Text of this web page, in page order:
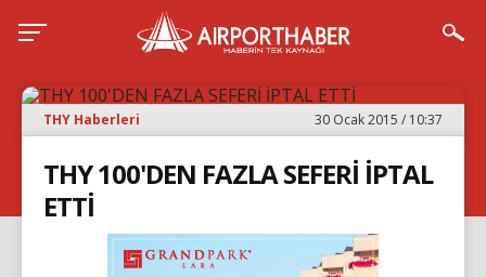
THY Haberleri 30 Ocak 2015 / 10:37
THY 100'DEN FAZLA SEFERİ İPTAL
ETTİ